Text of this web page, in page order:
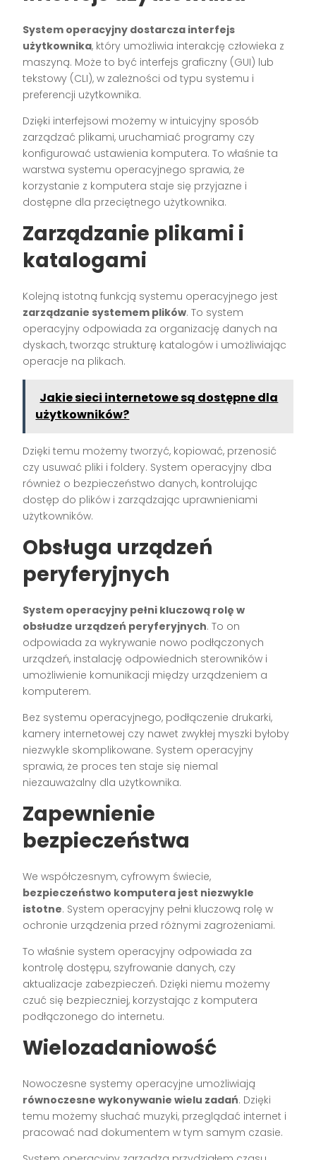
System operacyjny dostarcza interfejs
użytkownika, który umożliwia interakcję człowieka z
maszyną. Może to być interfejs graficzny (GUI) lub
tekstowy (CLI), w zależności od typu systemu i
preferencji użytkownika.
Dzięki interfejsowi możemy w intuicyjny sposób
zarządzać plikami, uruchamiać programy czy
konfigurować ustawienia komputera. To właśnie ta
warstwa systemu operacyjnego sprawia, że
korzystanie z komputera staje się przyjazne i
dostępne dla przeciętnego użytkownika.
Zarządzanie plikami i
katalogami
Kolejną istotną funkcją systemu operacyjnego jest
zarządzanie systemem plików. To system
operacyjny odpowiada za organizację danych na
dyskach, tworząc strukturę katalogów i umożliwiając
operacje na plikach.
Jakie sieci internetowe są dostępne dla
użytkowników?
Dzięki temu możemy tworzyć, kopiować, przenosić
czy usuwać pliki i foldery. System operacyjny dba
również o bezpieczeństwo danych, kontrolując
dostęp do plików i zarządzając uprawnieniami
użytkowników.
Obsługa urządzeń
peryferyjnych
System operacyjny pełni kluczową rolę w
obsłudze urządzeń peryferyjnych. To on
odpowiada za wykrywanie nowo podłączonych
urządzeń, instalację odpowiednich sterowników i
umożliwienie komunikacji między urządzeniem a
komputerem.
Bez systemu operacyjnego, podłączenie drukarki,
kamery internetowej czy nawet zwykłej myszki byłoby
niezwykle skomplikowane. System operacyjny
sprawia, że proces ten staje się niemal
niezauważalny dla użytkownika.
Zapewnienie
bezpieczeństwa
We współczesnym, cyfrowym świecie,
bezpieczeństwo komputera jest niezwykle
istotne. System operacyjny pełni kluczową rolę w
ochronie urządzenia przed różnymi zagrożeniami.
To właśnie system operacyjny odpowiada za
kontrolę dostępu, szyfrowanie danych, czy
aktualizacje zabezpieczeń. Dzięki niemu możemy
czuć się bezpieczniej, korzystając z komputera
podłączonego do internetu.
Wielozadaniowość
Nowoczesne systemy operacyjne umożliwiają
równoczesne wykonywanie wielu zadań. Dzięki
temu możemy słuchać muzyki, przeglądać internet i
pracować nad dokumentem w tym samym czasie.